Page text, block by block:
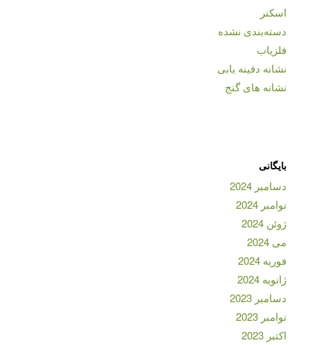
اسکنر
دسته‌بندی نشده
فلزیاب
نشانه دفینه یابی
نشانه های گنج
بایگانی
دسامبر 2024
نوامبر 2024
ژوئن 2024
می 2024
فوریه 2024
ژانویه 2024
دسامبر 2023
نوامبر 2023
اکتبر 2023